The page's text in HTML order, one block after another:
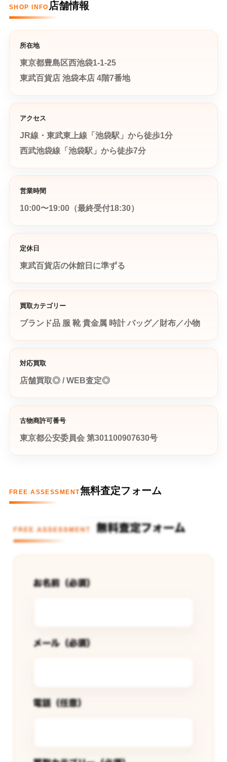
SHOP INFO 店舗情報
所在地
東京都豊島区西池袋1-1-25
東武百貨店 池袋本店 4階7番地
アクセス
JR線・東武東上線「池袋駅」から徒歩1分
西武池袋線「池袋駅」から徒歩7分
営業時間
10:00〜19:00（最終受付18:30）
定休日
東武百貨店の休館日に準ずる
買取カテゴリー
ブランド品 服 靴 貴金属 時計 バッグ／財布／小物
対応買取
店舗買取◎ / WEB査定◎
古物商許可番号
東京都公安委員会 第301100907630号
FREE ASSESSMENT無料査定フォーム